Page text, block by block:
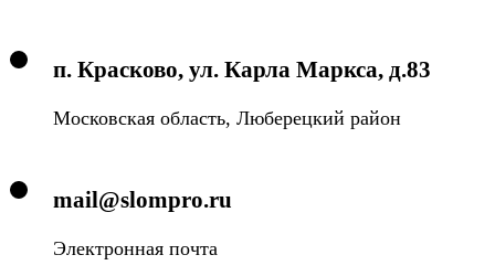
п. Красково, ул. Карла Маркса, д.83
Московская область, Люберецкий район
mail@slompro.ru
Электронная почта